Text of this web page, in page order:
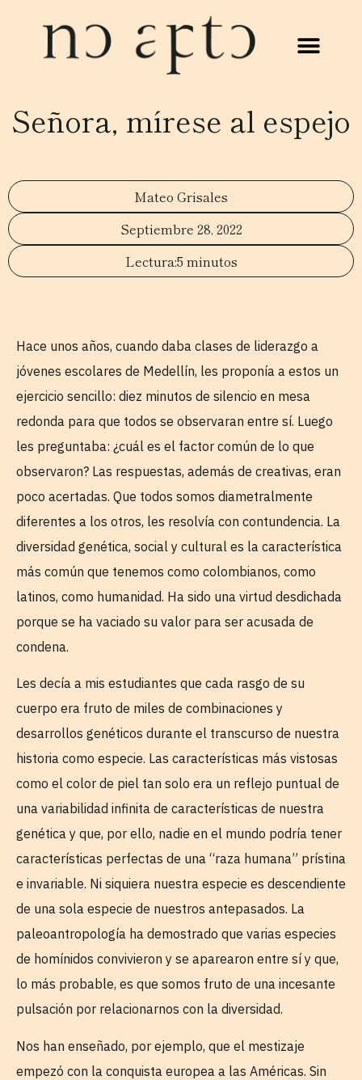
Señora, mírese al espejo
Mateo Grisales
Septiembre 28, 2022
5 minutos
Hace unos años, cuando daba clases de liderazgo a
jóvenes escolares de Medellín, les proponía a estos un
ejercicio sencillo: diez minutos de silencio en mesa
redonda para que todos se observaran entre sí. Luego
les preguntaba: ¿cuál es el factor común de lo que
observaron? Las respuestas, además de creativas, eran
poco acertadas. Que todos somos diametralmente
diferentes a los otros, les resolvía con contundencia. La
diversidad genética, social y cultural es la característica
más común que tenemos como colombianos, como
latinos, como humanidad. Ha sido una virtud desdichada
porque se ha vaciado su valor para ser acusada de
condena.
Les decía a mis estudiantes que cada rasgo de su
cuerpo era fruto de miles de combinaciones y
desarrollos genéticos durante el transcurso de nuestra
historia como especie. Las características más vistosas
como el color de piel tan solo era un reflejo puntual de
una variabilidad infinita de características de nuestra
genética y que, por ello, nadie en el mundo podría tener
características perfectas de una “raza humana” prístina
e invariable. Ni siquiera nuestra especie es descendiente
de una sola especie de nuestros antepasados. La
paleoantropología ha demostrado que varias especies
de homínidos convivieron y se aparearon entre sí y que,
lo más probable, es que somos fruto de una incesante
pulsación por relacionarnos con la diversidad.
Nos han enseñado, por ejemplo, que el mestizaje
empezó con la conquista europea a las Américas. Sin